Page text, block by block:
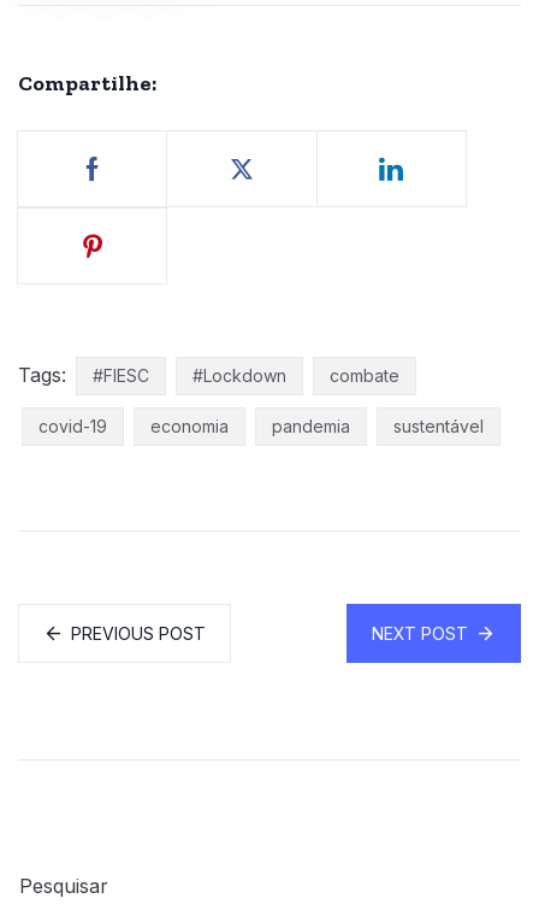
Compartilhe:
Tags: #FIESC #Lockdown combate
covid-19 economia pandemia sustentável
PREVIOUS POST NEXT POST
Pesquisar